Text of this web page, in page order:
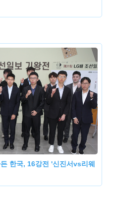
한국, 16강전 '신진서vs리웨